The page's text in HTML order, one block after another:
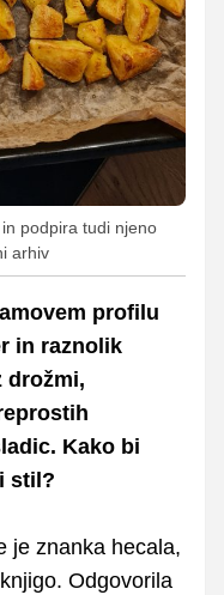
podpira tudi njeno
arhiv
profilu
in raznolik
drožmi,
Kako bi
stil?
je znanka hecala,
Odgovorila